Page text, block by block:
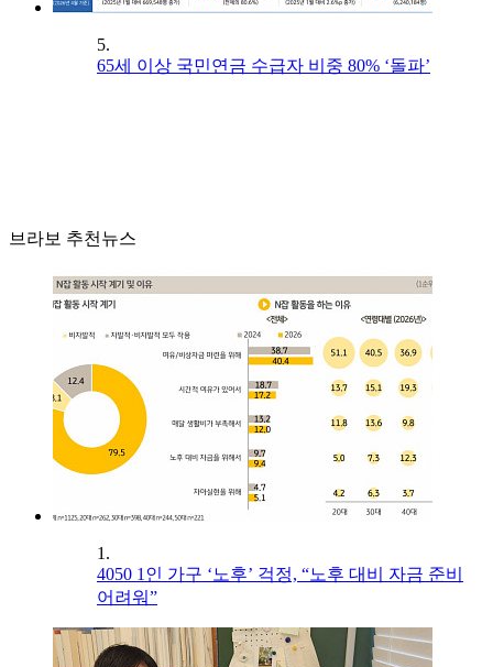
5.
65세 이상 국민연금 수급자 비중 80% ‘돌파’
브라보 추천뉴스
1.
4050 1인 가구 ‘노후’ 걱정, “노후 대비 자금 준비
어려워”